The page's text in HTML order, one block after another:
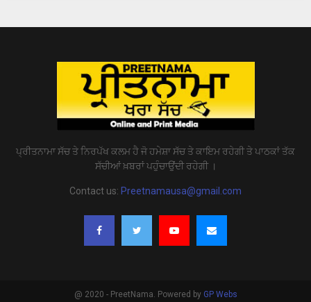
ਪ੍ਰੀਤਨਾਮਾ ਸੱਚ ਤੇ ਨਿਰਪੱਖ ਕਲਮ ਹੈ ਜੋ ਹਮੇਸ਼ਾ ਸੱਚ ਤੇ ਕਾਇਮ ਰਹੇਗੀ ਤੇ ਪਾਠਕਾਂ ਤੱਕ
ਸੱਚੀਆਂ ਖ਼ਬਰਾਂ ਪਹੁੰਚਾਉਂਦੀ ਰਹੇਗੀ ।
Contact us: Preetnamausa@gmail.com
@ 2020 - PreetNama. Powered by GP Webs